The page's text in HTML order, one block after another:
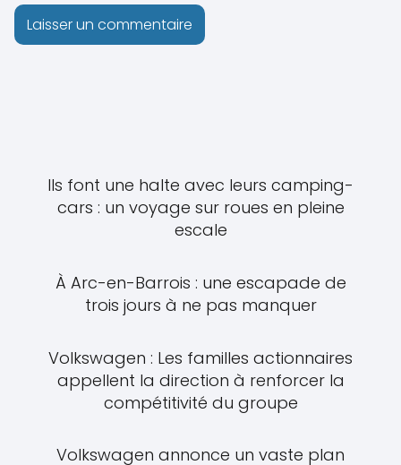
Ils font une halte avec leurs camping-
cars : un voyage sur roues en pleine
escale
À Arc-en-Barrois : une escapade de
trois jours à ne pas manquer
Volkswagen : Les familles actionnaires
appellent la direction à renforcer la
compétitivité du groupe
Volkswagen annonce un vaste plan